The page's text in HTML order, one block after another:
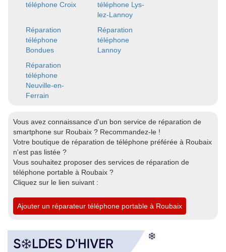
téléphone Croix
téléphone Lys-
lez-Lannoy
Réparation
téléphone
Bondues
Réparation
téléphone
Lannoy
Réparation
téléphone
Neuville-en-
Ferrain
Vous avez connaissance d'un bon service de réparation de
smartphone sur Roubaix ? Recommandez-le !
Votre boutique de réparation de téléphone préférée à Roubaix
n'est pas listée ?
Vous souhaitez proposer des services de réparation de
téléphone portable à Roubaix ?
Cliquez sur le lien suivant :
Ajouter un réparateur téléphone portable à Roubaix